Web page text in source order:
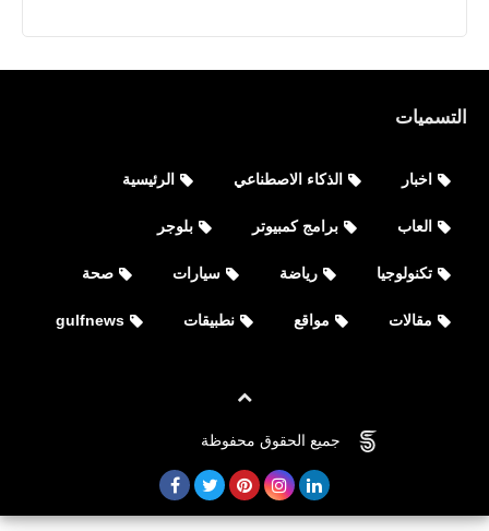
التسميات
اخبار الذكاء الاصطناعي الرئيسية
العاب برامج كمبيوتر بلوجر
تكنولوجيا رياضة سيارات صحة
مقالات مواقع نطبيقات gulfnews
جميع الحقوق محفوظة